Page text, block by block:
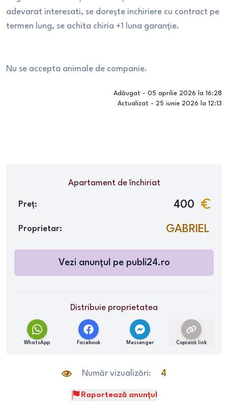
adevarat interesati, se dorește inchiriere cu contract pe
termen lung, se achita chiria +1 luna garanție.
Nu se accepta animale de companie.
Adăugat - 05 aprilie 2026 la 16:28
Actualizat - 25 iunie 2026 la 12:13
Apartamentde închiriat
Preț: 400
Proprietar: GABRIEL
Vezi anunțul pe publi24.ro
Distribuie proprietatea
WhatsApp Facebook Messenger Copiază link
Număr vizualizări: 4
Raportează anunțul